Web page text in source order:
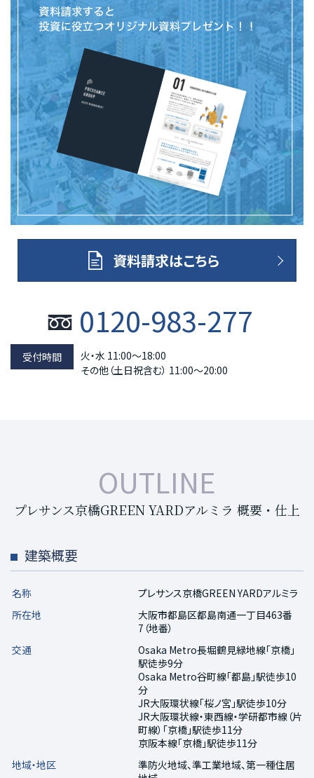
資料請求はこちら
0120-983-277
火・水 11:00～18:00
その他（土日祝含む） 11:00～20:00
OUTLINE
プレサンス京橋GREEN YARDアルミラ 概要・仕上
建築概要
名称
プレサンス京橋GREEN YARDアルミラ
所在地
大阪市都島区都島南通一丁目463番
7（地番）
交通
Osaka Metro長堀鶴見緑地線「京橋」
駅徒歩9分
Osaka Metro谷町線「都島」駅徒歩10
分
JR大阪環状線「桜ノ宮」駅徒歩10分
JR大阪環状線・東西線・学研都市線（片
町線）｢京橋」駅徒歩11分
京阪本線「京橋」駅徒歩11分
地域・地区
準防火地域、準工業地域、第一種住居